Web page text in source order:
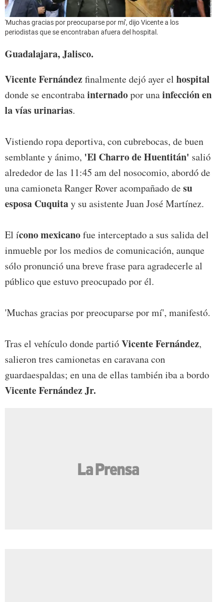
'Muchas gracias por preocuparse por mí', dijo Vicente a los
periodistas que se encontraban afuera del hospital.
Guadalajara, Jalisco.
Vicente Fernándezfinalmente dejó ayer el hospital
donde se encontrabainternadopor unainfección en
la vías urinarias.
Vistiendo ropa deportiva, con cubrebocas, de buen
semblante y ánimo, 'El Charro de Huentitán' salió
alrededor de las 11:45 am del nosocomio, abordó de
una camioneta Ranger Rover acompañado desu
esposa Cuquitay su asistente Juan José Martínez.
El ícono mexicanofue interceptado a sus salida del
inmueble por los medios de comunicación, aunque
sólo pronunció una breve frase para agradecerle al
público que estuvo preocupado por él.
'Muchas gracias por preocuparse por mí', manifestó.
Tras el vehículo donde partióVicente Fernández,
salieron tres camionetas en caravana con
guardaespaldas; en una de ellas también iba a bordo
Vicente Fernández Jr.